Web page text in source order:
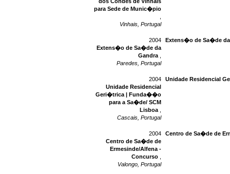
para Sede de Munic�pio
Vinhais, Portugal
2004
Extens�o de Sa�de da
Gandra
Paredes, Portugal
Extens�o de Sa�de
2004
Unidade Residencial
Geri�trica | Funda��o
para a Sa�de/ SCM
Lisboa
Cascais, Portugal
Unidade Residencial
2004
Centro de Sa�de de
Ermesinde/Alfena -
Concurso
Valongo, Portugal
Centro de Sa�de de